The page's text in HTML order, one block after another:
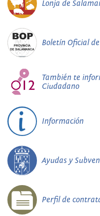
Lonja de
Boletín Oficial
También te
Ciudadano
Información
Ayudas y
Perfil de